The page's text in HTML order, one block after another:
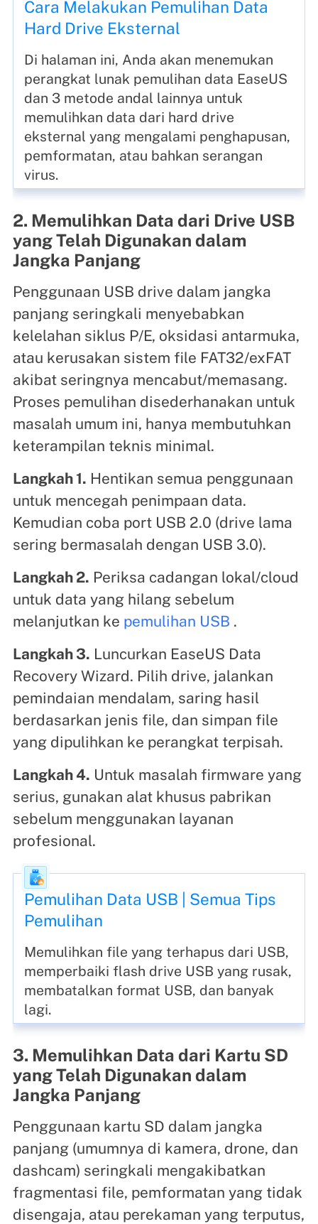
Cara Melakukan Pemulihan Data
Hard Drive Eksternal
Di halaman ini, Anda akan menemukan
perangkat lunak pemulihan data EaseUS
dan 3 metode andal lainnya untuk
memulihkan data dari hard drive
eksternal yang mengalami penghapusan,
pemformatan, atau bahkan serangan
virus.
2. Memulihkan Data dari Drive USB
yang Telah Digunakan dalam
Jangka Panjang
Penggunaan USB drive dalam jangka
panjang seringkali menyebabkan
kelelahan siklus P/E, oksidasi antarmuka,
atau kerusakan sistem file FAT32/exFAT
akibat seringnya mencabut/memasang.
Proses pemulihan disederhanakan untuk
masalah umum ini, hanya membutuhkan
keterampilan teknis minimal.
Langkah 1. Hentikan semua penggunaan
untuk mencegah penimpaan data.
Kemudian coba port USB 2.0 (drive lama
sering bermasalah dengan USB 3.0).
Langkah 2. Periksa cadangan lokal/cloud
untuk data yang hilang sebelum
melanjutkan ke pemulihan USB .
Langkah 3. Luncurkan EaseUS Data
Recovery Wizard. Pilih drive, jalankan
pemindaian mendalam, saring hasil
berdasarkan jenis file, dan simpan file
yang dipulihkan ke perangkat terpisah.
Langkah 4. Untuk masalah firmware yang
serius, gunakan alat khusus pabrikan
sebelum menggunakan layanan
profesional.
Pemulihan Data USB | Semua Tips
Pemulihan
Memulihkan file yang terhapus dari USB,
memperbaiki flash drive USB yang rusak,
membatalkan format USB, dan banyak
lagi.
3. Memulihkan Data dari Kartu SD
yang Telah Digunakan dalam
Jangka Panjang
Penggunaan kartu SD dalam jangka
panjang (umumnya di kamera, drone, dan
dashcam) seringkali mengakibatkan
fragmentasi file, pemformatan yang tidak
disengaja, atau perekaman yang terputus,